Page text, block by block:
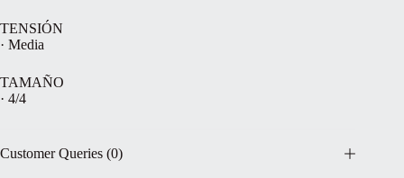
TENSIÓN
· Media
TAMAÑO
· 4/4
Customer Queries (0)